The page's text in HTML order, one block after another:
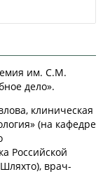
им. С.М.
дело».
клиническая
(на кафедре
Российской
врач-